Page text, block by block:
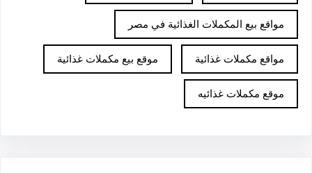
مواقع بيع المكملات الغذائية في مصر
مواقع مكملات غذائية موقع بيع مكملات غذائية
موقع مكملات غذائيه